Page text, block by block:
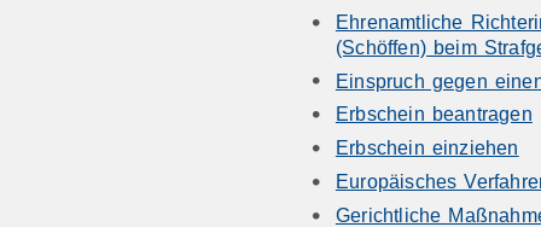
Ehrenamtliche
(Schöffen) beim
Einspruch gegen
Erbschein beantragen
Erbschein einziehen
Europäisches
Gerichtliche